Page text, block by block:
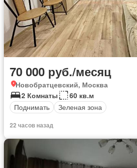
70 000 руб./месяц
Новобратцевский, Москва
2 Комнаты
60 кв.м
Поднимать
Зеленая зона
22 часов назад